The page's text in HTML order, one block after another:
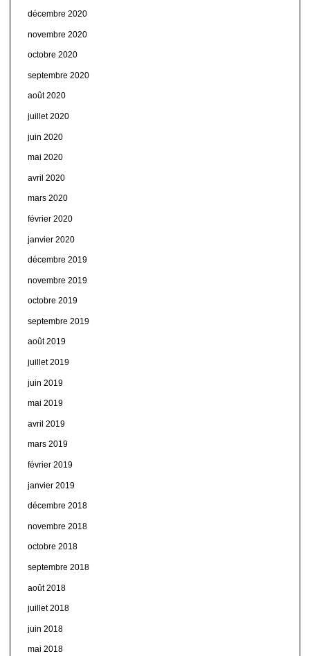
décembre 2020
novembre 2020
octobre 2020
septembre 2020
août 2020
juillet 2020
juin 2020
mai 2020
avril 2020
mars 2020
février 2020
janvier 2020
décembre 2019
novembre 2019
octobre 2019
septembre 2019
août 2019
juillet 2019
juin 2019
mai 2019
avril 2019
mars 2019
février 2019
janvier 2019
décembre 2018
novembre 2018
octobre 2018
septembre 2018
août 2018
juillet 2018
juin 2018
mai 2018